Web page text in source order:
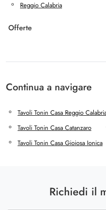
Reggio Calabria
Offerte
Continua a navigare
Tavoli Tonin Casa Reggio
Tavoli Tonin Casa Catanzaro
Tavoli Tonin Casa Gioiosa Ionica
Richiedi il